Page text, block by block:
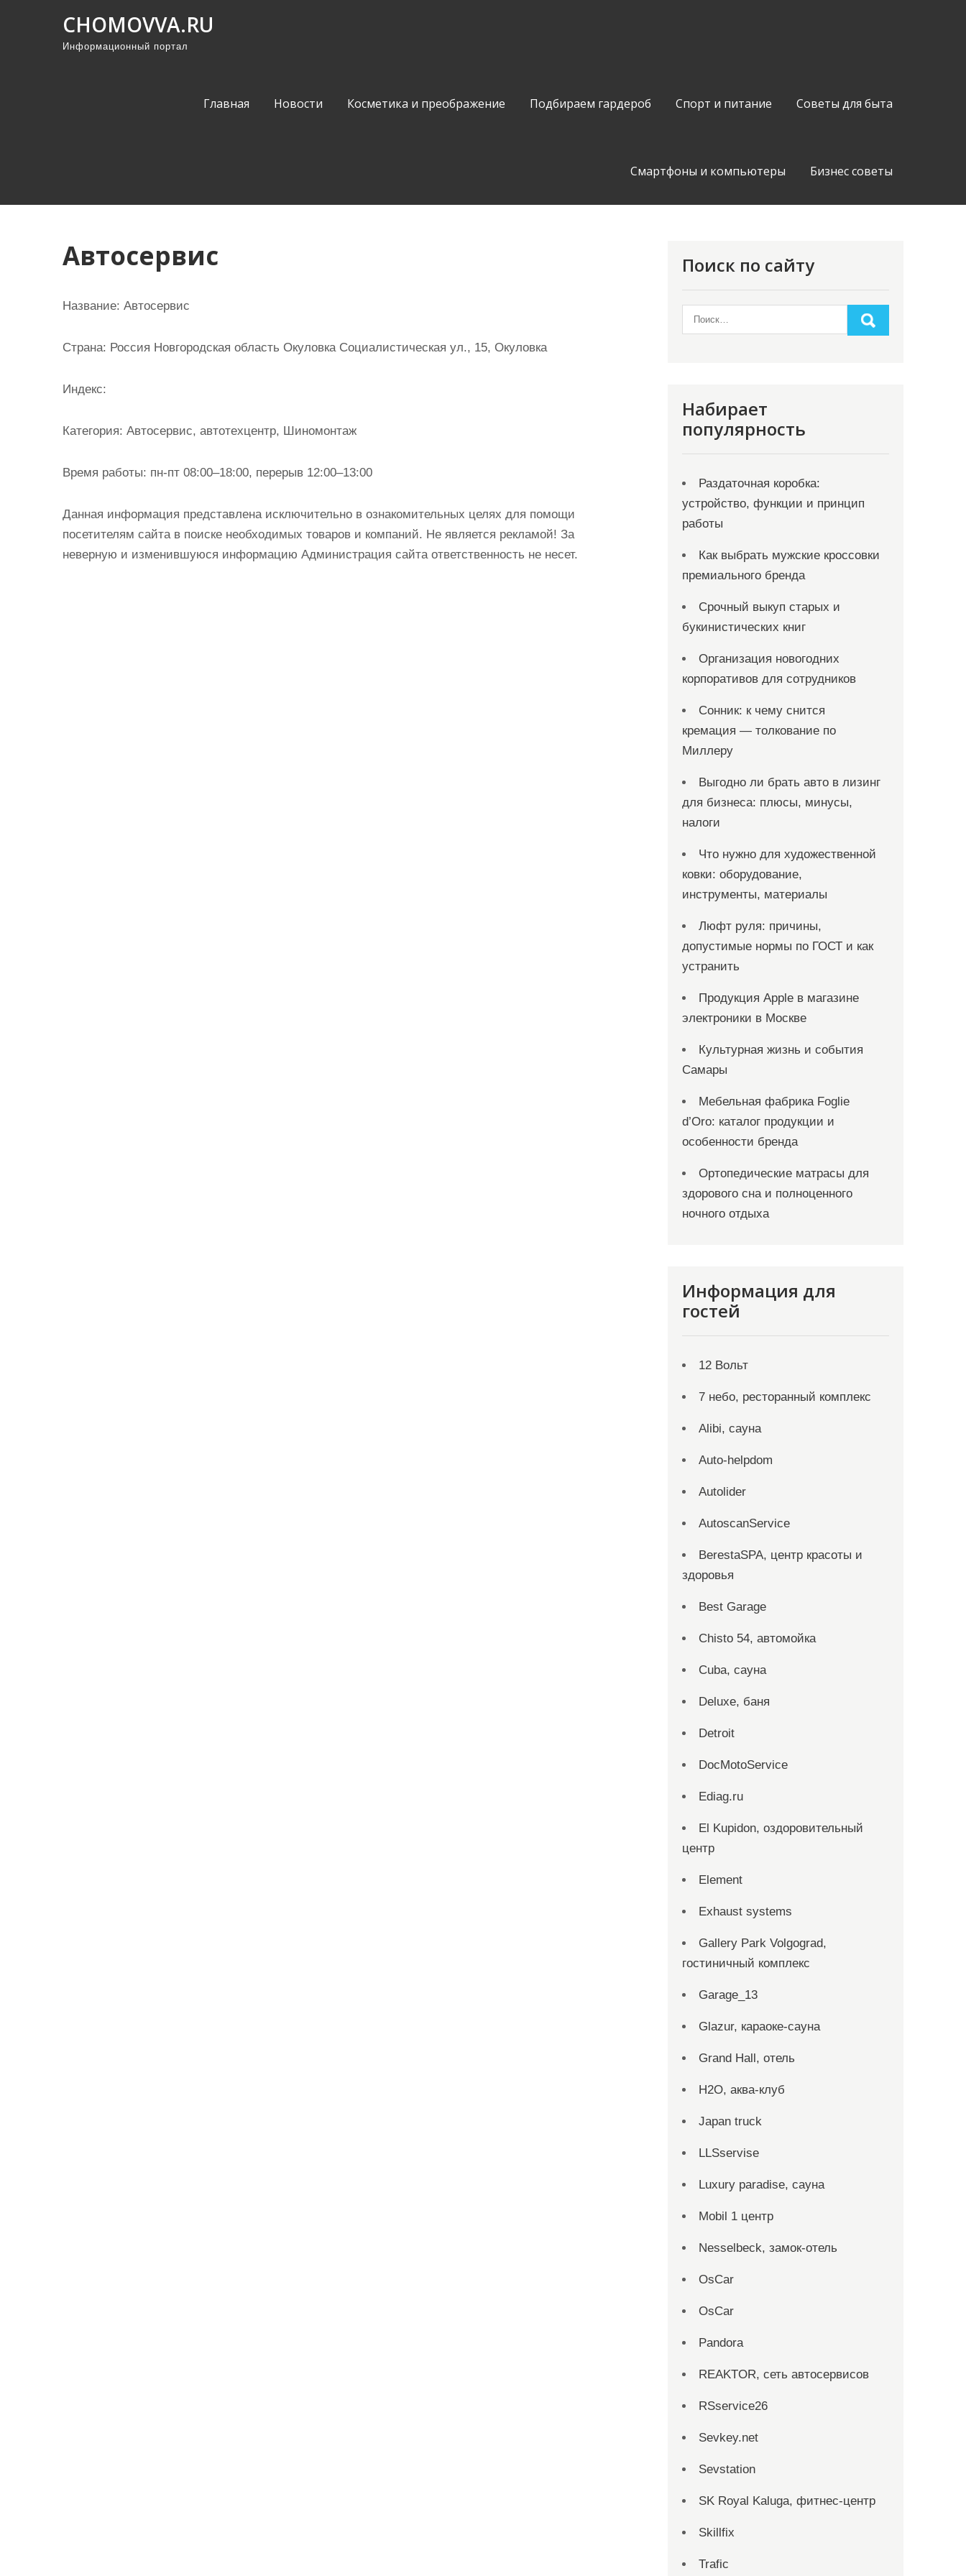
CHOMOVVA.RU
Информационный портал
Главная Новости Косметика и преображение Подбираем гардероб Спорт и питание Советы для быта
Смартфоны и компьютеры Бизнес советы
Автосервис
Название: Автосервис
Страна: Россия Новгородская область Окуловка Социалистическая ул., 15, Окуловка
Индекс:
Категория: Автосервис, автотехцентр, Шиномонтаж
Время работы: пн-пт 08:00–18:00, перерыв 12:00–13:00
Данная информация представлена исключительно в ознакомительных целях для помощи
посетителям сайта в поиске необходимых товаров и компаний. Не является рекламой! За
неверную и изменившуюся информацию Администрация сайта ответственность не несет.
Поиск по сайту
Набирает
популярность
Раздаточная коробка:
устройство, функции и принцип
работы
Как выбрать мужские кроссовки
премиального бренда
Срочный выкуп старых и
букинистических книг
Организация новогодних
корпоративов для сотрудников
Сонник: к чему снится
кремация — толкование по
Миллеру
Выгодно ли брать авто в лизинг
для бизнеса: плюсы, минусы,
налоги
Что нужно для художественной
ковки: оборудование,
инструменты, материалы
Люфт руля: причины,
допустимые нормы по ГОСТ и как
устранить
Продукция Apple в магазине
электроники в Москве
Культурная жизнь и события
Самары
Мебельная фабрика Foglie
d’Oro: каталог продукции и
особенности бренда
Ортопедические матрасы для
здорового сна и полноценного
ночного отдыха
Информация для
гостей
12 Вольт
7 небо, ресторанный комплекс
Alibi, сауна
Auto-helpdom
Autolider
AutoscanService
BerestaSPA, центр красоты и
здоровья
Best Garage
Chisto 54, автомойка
Cuba, сауна
Deluxe, баня
Detroit
DocMotoService
Ediag.ru
El Kupidon, оздоровительный
центр
Element
Exhaust systems
Gallery Park Volgograd,
гостиничный комплекс
Garage_13
Glazur, караоке-сауна
Grand Hall, отель
H2O, аква-клуб
Japan truck
LLSservise
Luxury paradise, сауна
Mobil 1 центр
Nesselbeck, замок-отель
OsCar
OsCar
Pandora
REAKTOR, сеть автосервисов
RSservice26
Sevkey.net
Sevstation
SK Royal Kaluga, фитнес-центр
Skillfix
Trafic